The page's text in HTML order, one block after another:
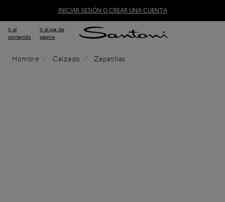
INICIAR SESIÓN O CREAR UNA CUENTA
Ir al
contenido
Ir al pie de
página
Hombre Calzado Zapatillas